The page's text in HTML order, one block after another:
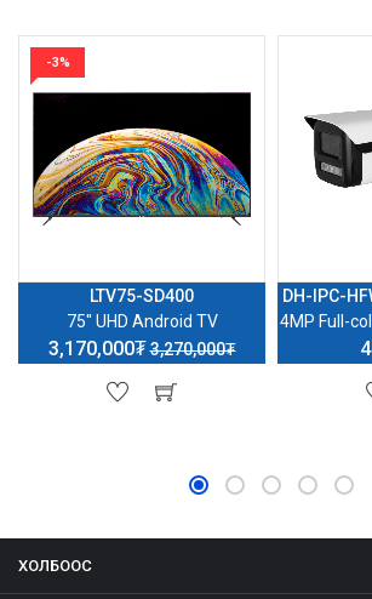
-3%
LTV75-SD400
75'' UHD Android TV
3,170,000₮3,270,000₮
DH-IPC-
4MP Full-
ХОЛБООС